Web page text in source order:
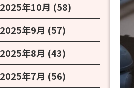
2025年10月 (58)
2025年9月 (57)
2025年8月 (43)
2025年7月 (56)